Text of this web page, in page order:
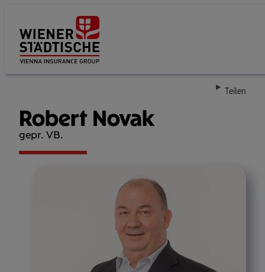
Teilen
Robert Novak
gepr. VB.